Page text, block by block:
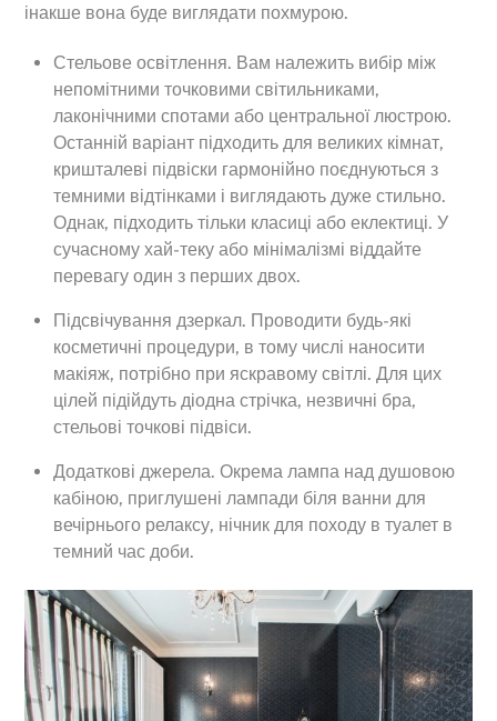
інакше вона буде виглядати похмурою.
Стельове освітлення. Вам належить вибір між
непомітними точковими світильниками,
лаконічними спотами або центральної люстрою.
Останній варіант підходить для великих кімнат,
кришталеві підвіски гармонійно поєднуються з
темними відтінками і виглядають дуже стильно.
Однак, підходить тільки класиці або еклектиці. У
сучасному хай-теку або мінімалізмі віддайте
перевагу один з перших двох.
Підсвічування дзеркал. Проводити будь-які
косметичні процедури, в тому числі наносити
макіяж, потрібно при яскравому світлі. Для цих
цілей підійдуть діодна стрічка, незвичні бра,
стельові точкові підвіси.
Додаткові джерела. Окрема лампа над душовою
кабіною, приглушені лампади біля ванни для
вечірнього релаксу, нічник для походу в туалет в
темний час доби.